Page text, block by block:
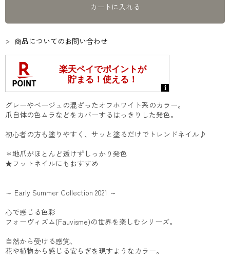
カートに入れる
商品についてのお問い合わせ
グレーやベージュの混ざったオフホワイト系のカラー。
爪自体の色ムラなどをカバーするはっきりした発色。
初心者の方も塗りやすく、サッと塗るだけでトレンドネイル♪
＊地爪がほとんど透けずしっかり発色
★フットネイルにもおすすめ
～ Early Summer Collection 2021 ～
心で感じる色彩
フォーヴィズム(Fauvisme)の世界を楽しむシリーズ。
自然から受ける感覚、
花や植物から感じる安らぎを現すようなカラー。